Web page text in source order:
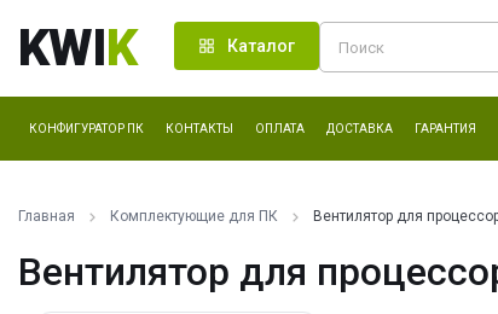
KWIK Каталог
КОНФИГУРАТОР ПК КОНТАКТЫ ОПЛАТА ДОСТАВКА ГАРАНТИЯ
Главная Комплектующие для ПК Вентилятор для
Вентилятор для